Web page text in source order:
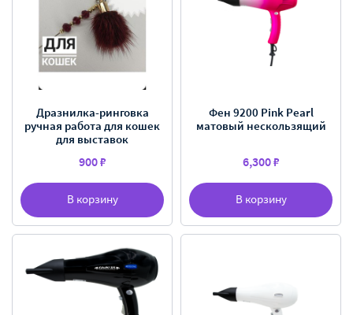
В корзину
Дразнилка-ринговка
ручная работа для кошек
для выставок
900 ₽
В корзину
Фен 9200 Pink Pearl
матовый нескользящий
6,300 ₽